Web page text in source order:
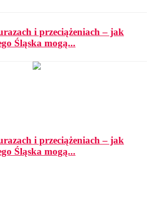
i przeciążeniach – jak
Śląska mogą...
i przeciążeniach – jak
Śląska mogą...